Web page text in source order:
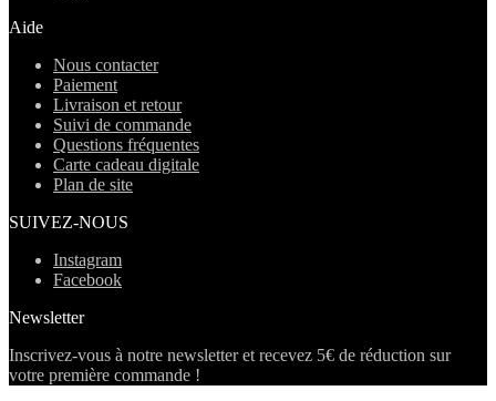
Aide
Nous contacter
Paiement
Livraison et retour
Suivi de commande
Questions fréquentes
Carte cadeau digitale
Plan de site
SUIVEZ-NOUS
Instagram
Facebook
Newsletter
Inscrivez-vous à notre newsletter et recevez 5€ de réduction sur
votre première commande !